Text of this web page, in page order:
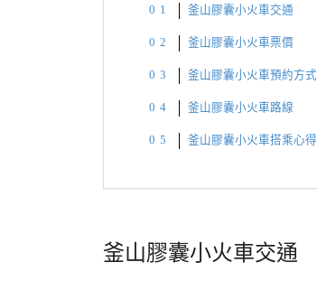
釜山膠囊小火車交通
釜山膠囊小火車票價
釜山膠囊小火車預約方式
釜山膠囊小火車路線
釜山膠囊小火車搭乘心得
釜山膠囊小火車交通